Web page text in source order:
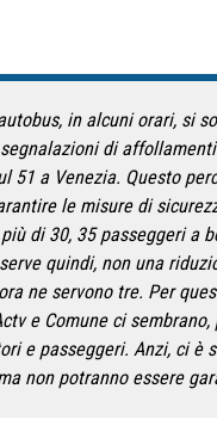
in alcuni orari, si
di
51 a Venezia. Questo
le misure di
di 30, 35 passeggeri a
quindi, non una
ne servono tre. Per
e Comune ci sembrano,
e passeggeri. Anzi, ci è
non potranno essere